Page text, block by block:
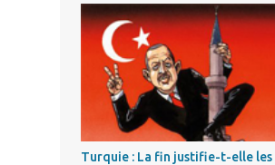
Turquie : La fin justifie-t-elle les